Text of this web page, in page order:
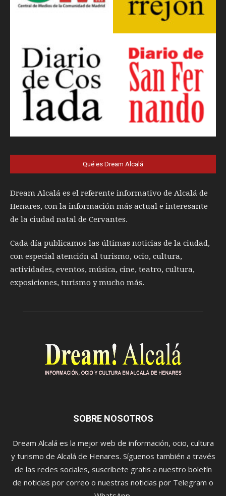
Qué es Dream Alcalá
Dream Alcalá es el referente informativo de Alcalá de
Henares, con la información más actual e interesante
de la ciudad natal de Cervantes.
Cada día publicamos las últimas noticias de la ciudad,
con especial atención al turismo, ocio, cultura,
actividades, eventos, música, cine, teatro, cultura,
exposiciones, turismo y mucho más.
SOBRE NOSOTROS
Dream Alcalá es la mejor web de información, ocio, cultura
y turismo de Alcalá de Henares. Síguenos también a través
de las redes sociales, suscríbete gratis a nuestro boletín
de noticias por correo o nuestras noticias por Telegram o